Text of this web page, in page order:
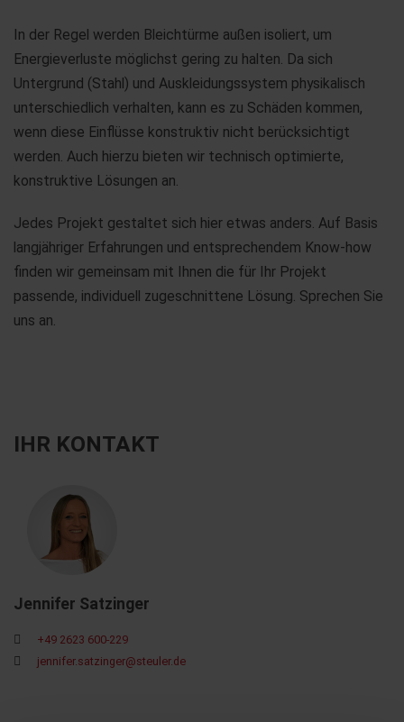
IHR KONTAKT
Jennifer Satzinger
+49 2623 600-229
jennifer.satzinger@steuler.de
In der Regel werden Bleichtürme außen isoliert, um
Energieverluste möglichst gering zu halten. Da sich
Untergrund (Stahl) und Auskleidungssystem physikalisch
unterschiedlich verhalten, kann es zu Schäden kommen,
wenn diese Einflüsse konstruktiv nicht berücksichtigt
werden. Auch hierzu bieten wir technisch optimierte,
konstruktive Lösungen an.
Jedes Projekt gestaltet sich hier etwas anders. Auf Basis
langjähriger Erfahrungen und entsprechendem Know-how
finden wir gemeinsam mit Ihnen die für Ihr Projekt
passende, individuell zugeschnittene Lösung. Sprechen Sie
uns an.